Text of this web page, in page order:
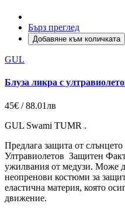
Бърз преглед
Добавяне към количката
GUL
Блуза ликра с
45€ / 88.01лв
GUL Swami TUMR .
Предлага защита от
Ултравиолетов Защитен
ужилвания от медузи. Може
неопренови костюми за
еластична материя, която
движение.